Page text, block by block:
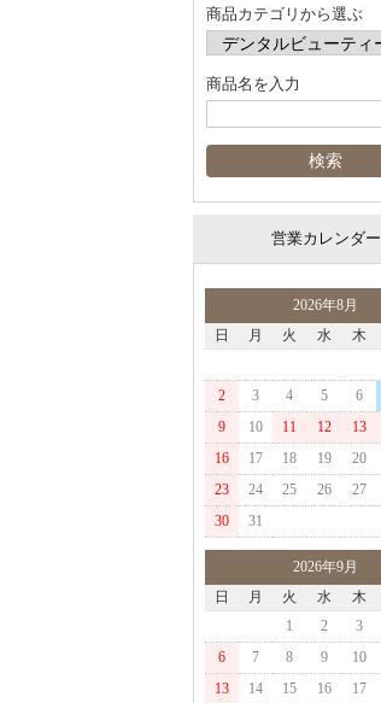
商品カテゴリから選ぶ
商品名を入力
営業カレンダー
2026年8月
日
月 火 水 木
2
3 4 5 6
9
10 11 12 13
16
17 18 19 20
23
24 25 26 27
30
31
2026年9月
日
月 火 水 木
1
2 3
6
7 8 9 10
13
14 15 16 17